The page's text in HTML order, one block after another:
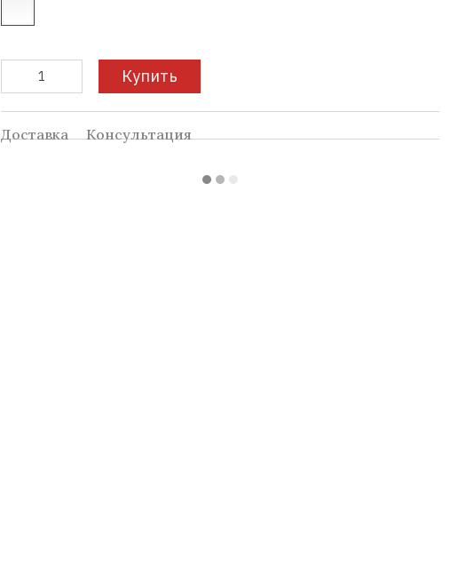
Купить
Доставка Консультация